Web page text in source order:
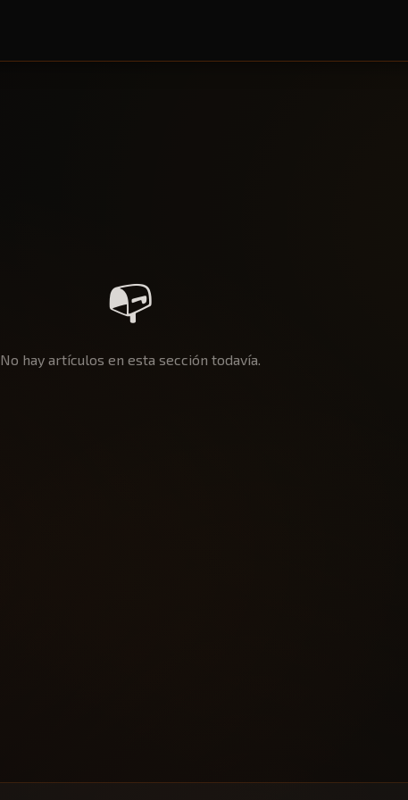
📭
No hay artículos en esta sección todavía.